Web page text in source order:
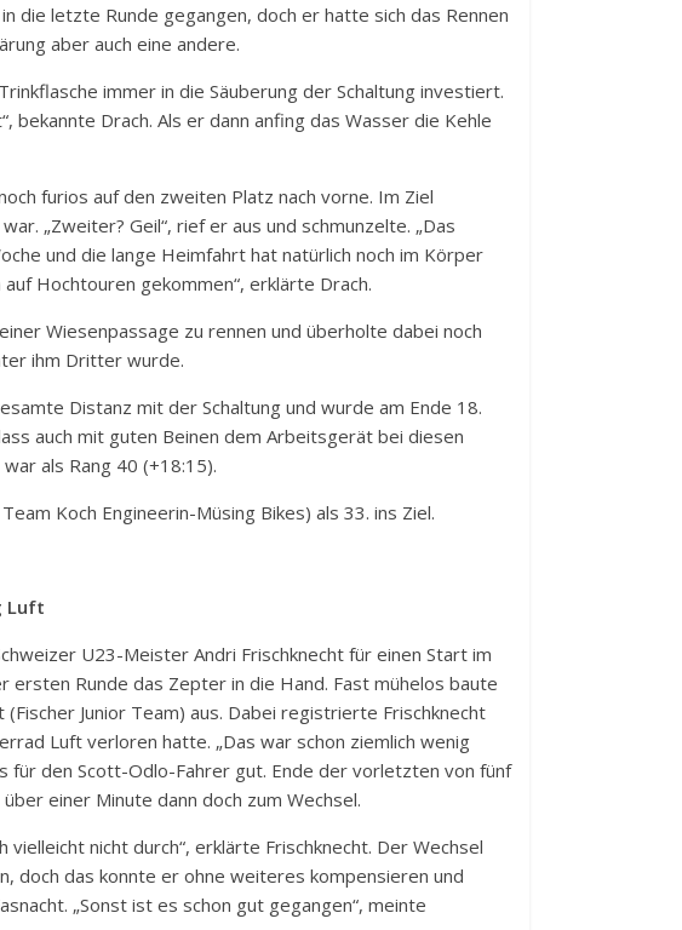
die letzte Runde gegangen, doch er hatte sich das Rennen
aber auch eine andere.
immer in die Säuberung der Schaltung investiert.
bekannte Drach. Als er dann anfing das Wasser die Kehle
furios auf den zweiten Platz nach vorne. Im Ziel
„Zweiter? Geil“, rief er aus und schmunzelte. „Das
und die lange Heimfahrt hat natürlich noch im Körper
Hochtouren gekommen“, erklärte Drach.
Wiesenpassage zu rennen und überholte dabei noch
ihm Dritter wurde.
Distanz mit der Schaltung und wurde am Ende 18.
auch mit guten Beinen dem Arbeitsgerät bei diesen
als Rang 40 (+18:15).
Koch Engineerin-Müsing Bikes) als 33. ins Ziel.
Luft
U23-Meister Andri Frischknecht für einen Start im
ersten Runde das Zepter in die Hand. Fast mühelos baute
Junior Team) aus. Dabei registrierte Frischknecht
Luft verloren hatte. „Das war schon ziemlich wenig
für den Scott-Odlo-Fahrer gut. Ende der vorletzten von fünf
einer Minute dann doch zum Wechsel.
vielleicht nicht durch“, erklärte Frischknecht. Der Wechsel
doch das konnte er ohne weiteres kompensieren und
„Sonst ist es schon gut gegangen“, meinte